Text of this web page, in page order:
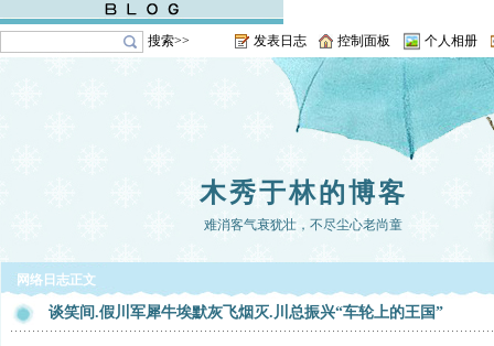
搜索>> 发表日志 控制面板 个人相册
木秀于林的博客
难消客气衰犹壮，不尽尘心老尚童
网络日志正文
谈笑间.假川军犀牛埃默灰飞烟灭.川总振兴“车轮上的王国”